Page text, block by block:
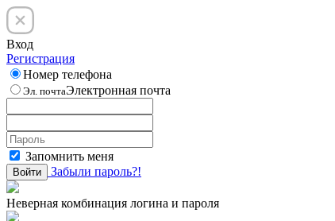
Вход
Регистрация
Номер телефона
Эл. почтаЭлектронная почта
Запомнить меня
Войти Забыли пароль?!
Неверная комбинация логина и пароля